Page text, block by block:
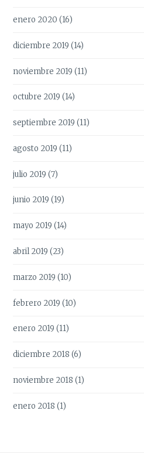
enero 2020 (16)
diciembre 2019 (14)
noviembre 2019 (11)
octubre 2019 (14)
septiembre 2019 (11)
agosto 2019 (11)
julio 2019 (7)
junio 2019 (19)
mayo 2019 (14)
abril 2019 (23)
marzo 2019 (10)
febrero 2019 (10)
enero 2019 (11)
diciembre 2018 (6)
noviembre 2018 (1)
enero 2018 (1)